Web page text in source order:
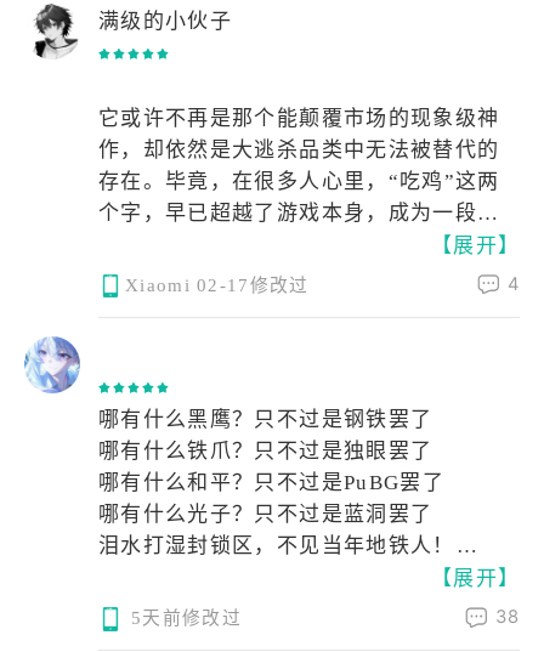
满级的小伙子
它或许不再是那个能颠覆市场的现象级神
作，却依然是大逃杀品类中无法被替代的
存在。毕竟，在很多人心里，“吃鸡”这两
个字，早已超越了游戏本身，成为一段关
【展开】
Xiaomi 02-17修改过 4
哪有什么黑鹰？只不过是钢铁罢了
哪有什么铁爪？只不过是独眼罢了
哪有什么和平？只不过是PuBG罢了
哪有什么光子？只不过是蓝洞罢了
泪水打湿封锁区，不见当年地铁人！
泪水打湿旧封锁，不见当年改妹人！
泪水打湿旧封锁 ，不见当年猛攻人
【展开】
5天前修改过 38